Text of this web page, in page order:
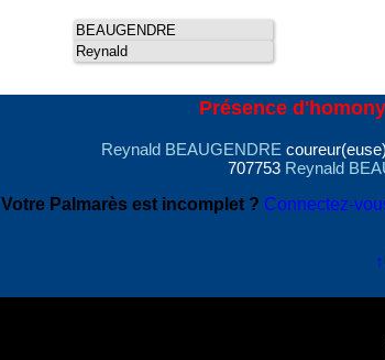
Présence
Reynald BEAUGENDRE
707753 Reynald
Votre Palmarès est incomplet ? Connectez-